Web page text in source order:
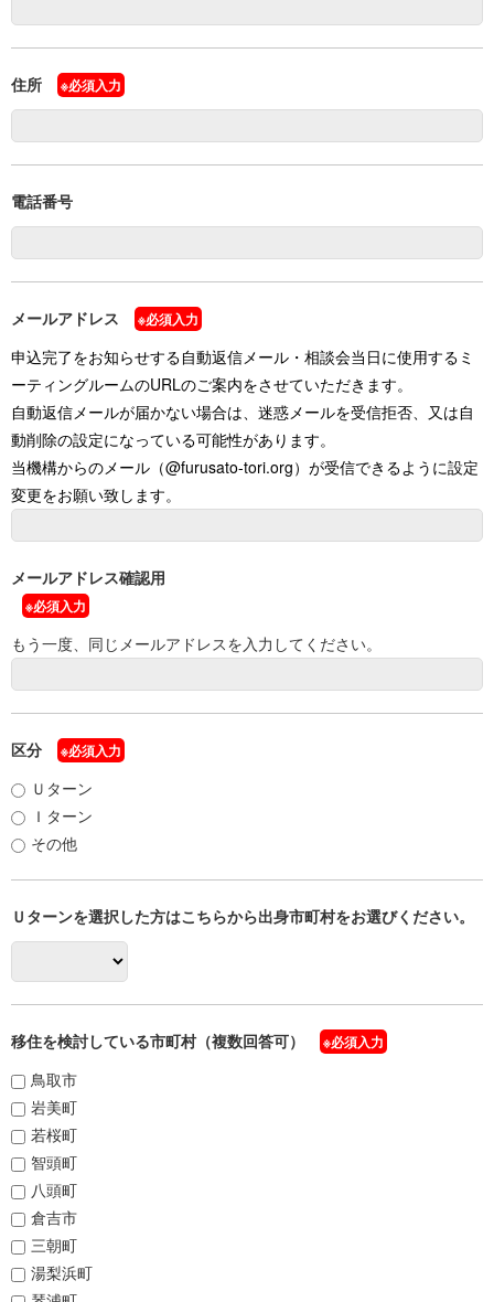
住所 ※必須入力
電話番号
メールアドレス ※必須入力
申込完了をお知らせする自動返信メール・相談会当日に使用するミ
ーティングルームのURLのご案内をさせていただきます。
自動返信メールが届かない場合は、迷惑メールを受信拒否、又は自
動削除の設定になっている可能性があります。
当機構からのメール（@furusato-tori.org）が受信できるように設定
変更をお願い致します。
メールアドレス確認用
※必須入力
もう一度、同じメールアドレスを入力してください。
区分 ※必須入力
Ｕターン
Ｉターン
その他
Ｕターンを選択した方はこちらから出身市町村をお選びください。
移住を検討している市町村（複数回答可） ※必須入力
鳥取市
岩美町
若桜町
智頭町
八頭町
倉吉市
三朝町
湯梨浜町